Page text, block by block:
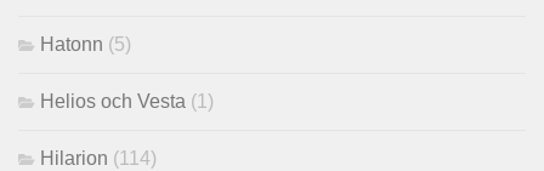
Hatonn (5)
Helios och Vesta (1)
Hilarion (114)